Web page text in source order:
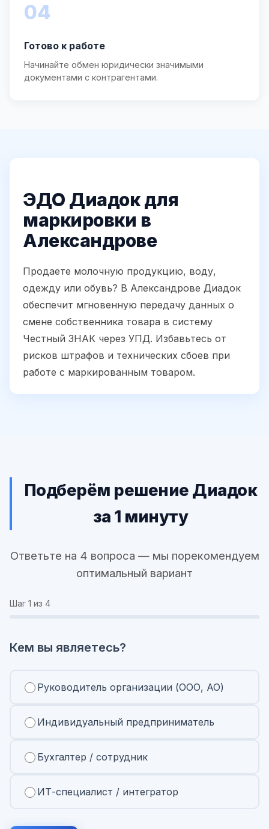
04
Готово к работе
Начинайте обмен юридически значимыми
документами с контрагентами.
ЭДО Диадок для
маркировки в
Александрове
Продаете молочную продукцию, воду,
одежду или обувь? В Александрове Диадок
обеспечит мгновенную передачу данных о
смене собственника товара в систему
Честный ЗНАК через УПД. Избавьтесь от
рисков штрафов и технических сбоев при
работе с маркированным товаром.
Подберём решение Диадок
за 1 минуту
Ответьте на 4 вопроса — мы порекомендуем
оптимальный вариант
Шаг 1 из 4
Кем вы являетесь?
Руководитель организации (ООО, АО)
Индивидуальный предприниматель
Бухгалтер / сотрудник
ИТ-специалист / интегратор